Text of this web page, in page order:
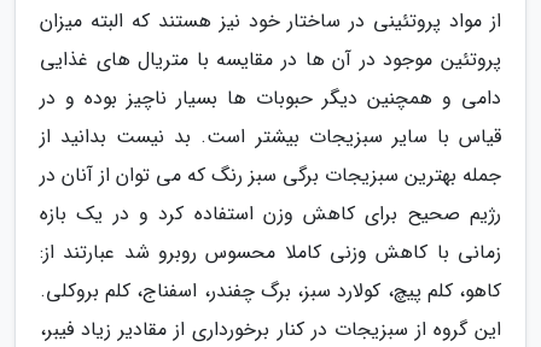
از مواد پروتئینی در ساختار خود نیز هستند که البته میزان
پروتئین موجود در آن ها در مقایسه با متریال های غذایی
دامی و همچنین دیگر حبوبات ها بسیار ناچیز بوده و در
قیاس با سایر سبزیجات بیشتر است. بد نیست بدانید از
جمله بهترین سبزیجات برگی سبز رنگ که می توان از آنان در
رژیم صحیح برای کاهش وزن استفاده کرد و در یک بازه
زمانی با کاهش وزنی کاملا محسوس روبرو شد عبارتند از:
کاهو، کلم پیچ، کولارد سبز، برگ چفندر، اسفناج، کلم بروکلی.
این گروه از سبزیجات در کنار برخورداری از مقادیر زیاد فیبر،